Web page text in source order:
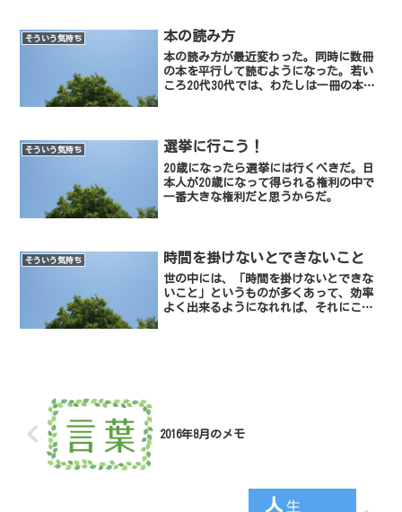
そういう気持ち 本の読み方
本の読み方が最近変わった。同時に数冊
の本を平行して読むようになった。若い
ころ20代30代では、わたしは一冊の本を
わなくても最後まで読...
そういう気持ち 選挙に行こう！
20歳になったら選挙には行くべきだ。日
本人が20歳になって得られる権利の中で
一番大きな権利だと思うからだ。
そういう気持ち 時間を掛けないとできないこと
世の中には、「時間を掛けないとできな
いこと」というものが多くあって、効率
よく出来るようになれれば、それにこし
2016年8月のメモ